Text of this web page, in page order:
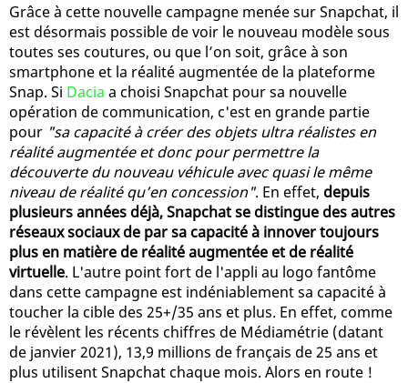
Grâce à cette nouvelle campagne menée sur Snapchat, il
est désormais possible de voir le nouveau modèle sous
toutes ses coutures, ou que l’on soit, grâce à son
smartphone et la réalité augmentée de la plateforme
Snap. Si Dacia a choisi Snapchat pour sa nouvelle
opération de communication, c'est en grande partie
pour "sa capacité à créer des objets ultra réalistes en
réalité augmentée et donc pour permettre la
découverte du nouveau véhicule avec quasi le même
niveau de réalité qu’en concession". En effet, depuis
plusieurs années déjà, Snapchat se distingue des autres
réseaux sociaux de par sa capacité à innover toujours
plus en matière de réalité augmentée et de réalité
virtuelle. L'autre point fort de l'appli au logo fantôme
dans cette campagne est indéniablement sa capacité à
toucher la cible des 25+/35 ans et plus. En effet, comme
le révèlent les récents chiffres de Médiamétrie (datant
de janvier 2021), 13,9 millions de français de 25 ans et
plus utilisent Snapchat chaque mois. Alors en route !